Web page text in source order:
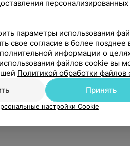
Рекомендую
персонализированных
параметры использования
свое согласие в более позднее
информации о
файлов cookie вы
Политикой обработки файлов
Принять
настройки Cookie